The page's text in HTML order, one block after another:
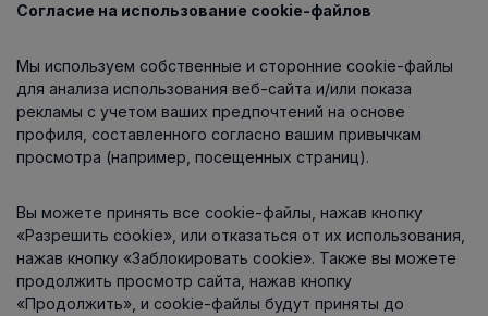
Каталог
О компании
Информация
Контакты
Согласие на использование cookie-файлов
Мы используем собственные и сторонние cookie-файлы
для анализа использования веб-сайта и/или показа
рекламы с учетом ваших предпочтений на основе
профиля, составленного согласно вашим привычкам
просмотра (например, посещенных страниц).
Вы можете принять все cookie-файлы, нажав кнопку
«Разрешить cookie», или отказаться от их использования,
нажав кнопку «Заблокировать cookie». Также вы можете
продолжить просмотр сайта, нажав кнопку
«Продолжить», и cookie-файлы будут приняты до